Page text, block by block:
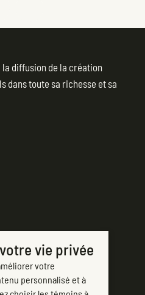
la diffusion de la création
dans toute sa richesse et sa
vie privée
votre
personnalisé et à